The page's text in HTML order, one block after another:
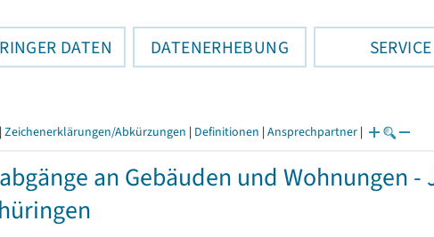
DATEN DATENERHEBUNG SERVICE
| Zeichenerklärungen/Abkürzungen | Definitionen | Ansprechpartner |
an Gebäuden und Wohnungen